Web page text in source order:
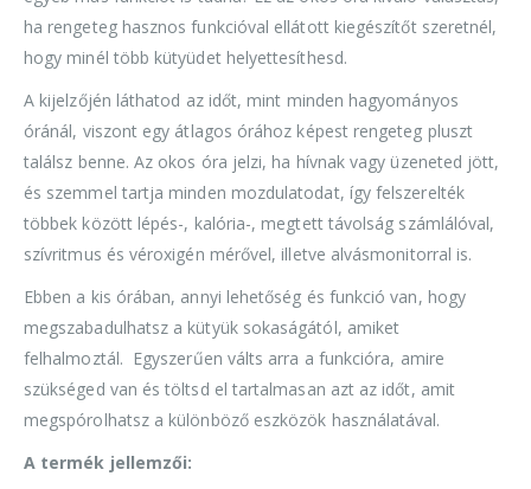
ha rengeteg hasznos funkcióval ellátott kiegészítőt szeretnél,
hogy minél több kütyüdet helyettesíthesd.
A kijelzőjén láthatod az időt, mint minden hagyományos
óránál, viszont egy átlagos órához képest rengeteg pluszt
találsz benne. Az okos óra jelzi, ha hívnak vagy üzeneted jött,
és szemmel tartja minden mozdulatodat, így felszerelték
többek között lépés-, kalória-, megtett távolság számlálóval,
szívritmus és véroxigén mérővel, illetve alvásmonitorral is.
Ebben a kis órában, annyi lehetőség és funkció van, hogy
megszabadulhatsz a kütyük sokaságától, amiket
felhalmoztál. Egyszerűen válts arra a funkcióra, amire
szükséged van és töltsd el tartalmasan azt az időt, amit
megspórolhatsz a különböző eszközök használatával.
A termék jellemzői: